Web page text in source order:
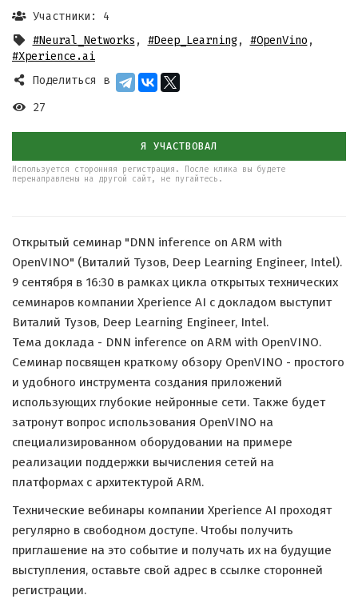
Участники: 4
#Neural_Networks , #Deep_Learning, #OpenVino ,
#Xperience.ai
Поделиться в
27
Я УЧАСТВОВАЛ
Используется сторонняя регистрация. После клика вы будете
перенаправлены на другой сайт, не пугайтесь.
Открытый семинар "DNN inference on ARM with
OpenVINO" (Виталий Тузов, Deep Learning Engineer, Intel).
9 сентября в 16:30 в рамках цикла открытых технических
семинаров компании Xperience AI с докладом выступит
Виталий Тузов, Deep Learning Engineer, Intel.
Тема доклада - DNN inference on ARM with OpenVINO.
Семинар посвящен краткому обзору OpenVINO - простого
и удобного инструмента создания приложений
использующих глубокие нейронные сети. Также будет
затронут вопрос использования OpenVINO на
специализированном оборудовании на примере
реализации поддержки вычисления сетей на
платформах с архитектурой ARM.
Технические вебинары компании Xperience AI проходят
регулярно в свободном доступе. Чтобы получить
приглашение на это событие и получать их на будущие
выступления, оставьте свой адрес в ссылке сторонней
регистрации.